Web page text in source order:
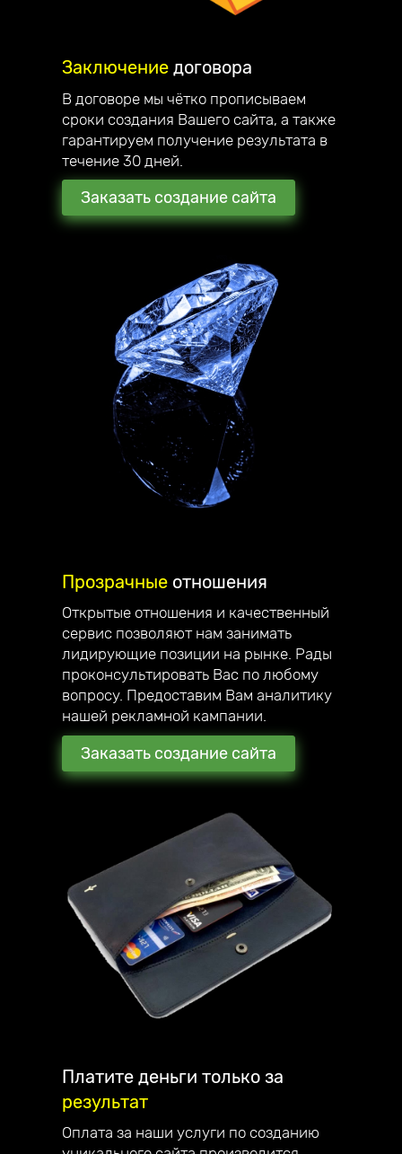
Делаемстильные сайты,
которые вас вдохновляют!
Приветствую, меня зовут Андрей
Юзефович, я руководитель компании
Unicode-Profi
Мы стараемся превзойти ожидания наших
своим знакомым и партнёрам.
С каждым клиентом общаюсь лично и
детально отвечаю на все вопросы.
Наша компания занимается созданием
сайтов, интернет-магазинов, лендингов и
их продвижением по всей России.
Являемся официальным партнёром
компании Mottor. Мы постоянно улучшаем
качество обслуживания. Работаем на
Наши достижения:
— в 2022 году начали разрабатывать свой
Заключение договора
В договоре мы чётко прописываем
сроки создания Вашего сайта, а также
гарантируем получение результата в
течение 30 дней.
Заказать создание сайта
Прозрачные отношения
Открытые отношения и качественный
сервис позволяют нам занимать
лидирующие позиции на рынке. Рады
проконсультировать Вас по любому
вопросу. Предоставим Вам аналитику
нашей рекламной кампании.
Заказать создание сайта
Платите деньги только за
результат
Оплата за наши услуги по созданию